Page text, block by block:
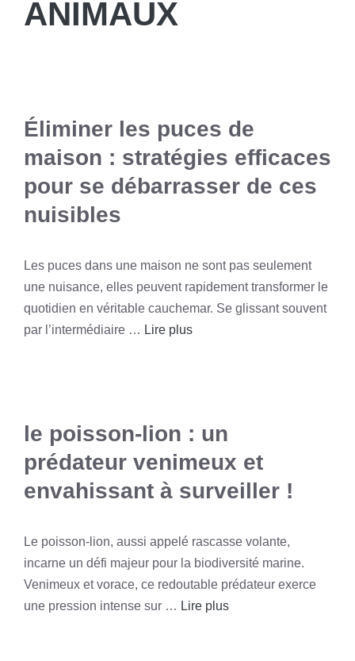
ANIMAUX
Éliminer les puces de
maison : stratégies efficaces
pour se débarrasser de ces
nuisibles
Les puces dans une maison ne sont pas seulement
une nuisance, elles peuvent rapidement transformer le
quotidien en véritable cauchemar. Se glissant souvent
par l’intermédiaire … Lire plus
le poisson-lion : un
prédateur venimeux et
envahissant à surveiller !
Le poisson-lion, aussi appelé rascasse volante,
incarne un défi majeur pour la biodiversité marine.
Venimeux et vorace, ce redoutable prédateur exerce
une pression intense sur … Lire plus